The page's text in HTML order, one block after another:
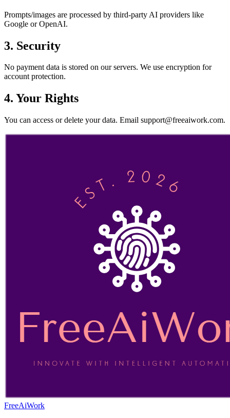
Prompts/images are processed by third-party AI providers like
Google or OpenAI.
3. Security
No payment data is stored on our servers. We use encryption for
account protection.
4. Your Rights
You can access or delete your data. Email support@freeaiwork.com.
FreeAiWork